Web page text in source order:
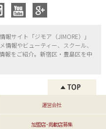
報サイト「ジモア（JIMORE）」
報やビューティー、
スクール、
報をご紹介。新宿区・ 豊島区を中
運営会社
加盟店･掲載店募集